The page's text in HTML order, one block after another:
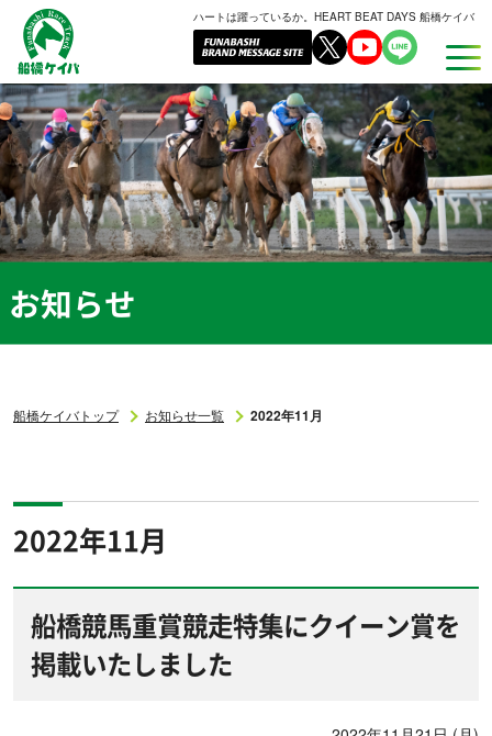
船
橋
ケ
イ
バ
ハートは躍っているか。HEART BEAT DAYS 船橋ケイバ
お知らせ
船橋ケイバトップ お知らせ一覧 2022年11月
2022年11月
船橋競馬重賞競走特集にクイーン賞を
掲載いたしました